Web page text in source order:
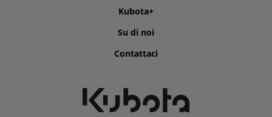
Kubota+
Su di noi
Contattaci